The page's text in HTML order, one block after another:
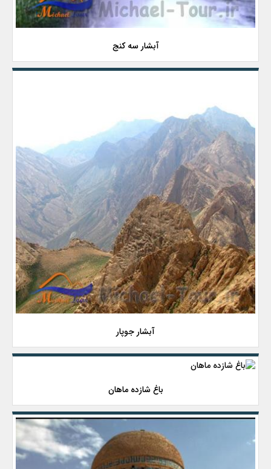
آبشار سه کنج
آبشار جوپار
باغ شازده ماهان